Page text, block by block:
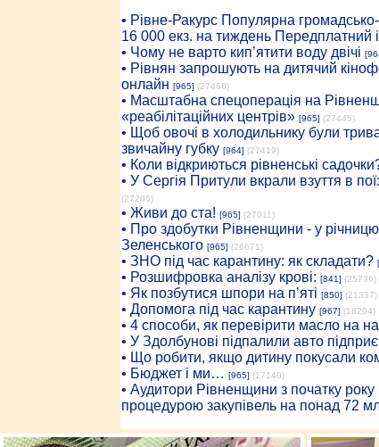
• Рiвне-Ракурс Популярна
16 000 екз. на тиждень Передплатний
• Чому не варто кип’ятити воду двічі
• Рівнян запрошують на дитячий
онлайн [965] (27468)
• Масштабна спецоперація на
«реабілітаційних центрів» [965] (27445)
• Щоб овочі в холодильнику були
звичайну губку [964] (27419)
• Коли відкриються рівненські
• У Сергія Притули вкрали взуття в
(27205)
• Живи до ста! [965] (27011)
• Про здобутки Рівненщини - у
Зеленського [965] (26671)
• ЗНО під час карантину: як складати?
• Розшифровка аналізу крові: [841] (25736)
• Як позбутися шпори на п’яті [850] (21337)
• Допомога під час карантину [967] (18204)
• 4 способи, як перевірити масло на
• У Здолбунові підпалили авто
• Що робити, якщо дитину покусали
• Бюджет і ми… [965] (17140)
• Аудитори Рівненщини з початку
процедурою закупівель на понад 72